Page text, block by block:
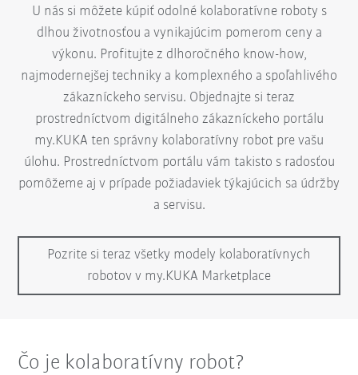
U nás si môžete kúpiť odolné kolaboratívne roboty s
dlhou životnosťou a vynikajúcim pomerom ceny a
výkonu. Profitujte z dlhoročného know-how,
najmodernejšej techniky a komplexného a spoľahlivého
zákazníckeho servisu. Objednajte si teraz
prostredníctvom digitálneho zákazníckeho portálu
my.KUKA ten správny kolaboratívny robot pre vašu
úlohu. Prostredníctvom portálu vám takisto s radosťou
pomôžeme aj v prípade požiadaviek týkajúcich sa údržby
a servisu.
Pozrite si teraz všetky modely kolaboratívnych
robotov v my.KUKA Marketplace
Čo je kolaboratívny robot?